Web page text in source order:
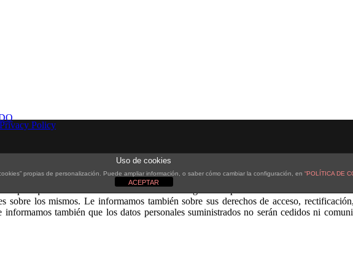
Privacy Policy
Uso de cookies
propias de personalización. Puede ampliar información, o saber cómo cambiar la configuración, en “POLÍTICA DE
ACEPTAR
diciembre, de Protección de Datos de Carácter Personal (LOPD), el cliente/usuario
Esport que ha sido debidamente inscrito en la Agencia Española de Protección de
sobre los mismos. Le informamos también sobre sus derechos de acceso,
también que los datos personales suministrados no serán cedidos ni